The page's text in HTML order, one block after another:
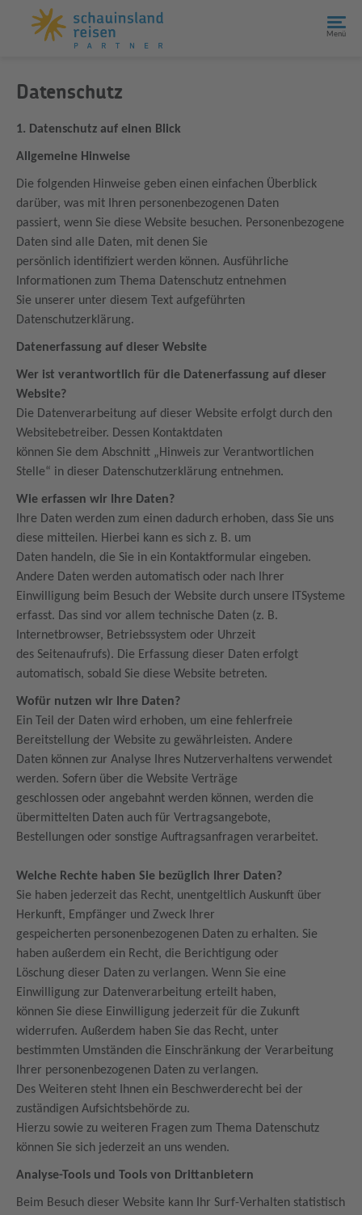
Menü
Datenschutz
1. Datenschutz auf einen Blick
Allgemeine Hinweise
Die folgenden Hinweise geben einen einfachen Überblick
darüber, was mit Ihren personenbezogenen Daten
passiert, wenn Sie diese Website besuchen. Personenbezogene
Daten sind alle Daten, mit denen Sie
persönlich identifiziert werden können. Ausführliche
Informationen zum Thema Datenschutz entnehmen
Sie unserer unter diesem Text aufgeführten
Datenschutzerklärung.
Datenerfassung auf dieser Website
Wer ist verantwortlich für die Datenerfassung auf dieser
Website?
Die Datenverarbeitung auf dieser Website erfolgt durch den
Websitebetreiber. Dessen Kontaktdaten
können Sie dem Abschnitt „Hinweis zur Verantwortlichen
Stelle“ in dieser Datenschutzerklärung entnehmen.
Wie erfassen wir Ihre Daten?
Ihre Daten werden zum einen dadurch erhoben, dass Sie uns
diese mitteilen. Hierbei kann es sich z. B. um
Daten handeln, die Sie in ein Kontaktformular eingeben.
Andere Daten werden automatisch oder nach Ihrer
Einwilligung beim Besuch der Website durch unsere ITSysteme
erfasst. Das sind vor allem technische Daten (z. B.
Internetbrowser, Betriebssystem oder Uhrzeit
des Seitenaufrufs). Die Erfassung dieser Daten erfolgt
automatisch, sobald Sie diese Website betreten.
Wofür nutzen wir Ihre Daten?
Ein Teil der Daten wird erhoben, um eine fehlerfreie
Bereitstellung der Website zu gewährleisten. Andere
Daten können zur Analyse Ihres Nutzerverhaltens verwendet
werden. Sofern über die Website Verträge
geschlossen oder angebahnt werden können, werden die
übermittelten Daten auch für Vertragsangebote,
Bestellungen oder sonstige Auftragsanfragen verarbeitet.
Welche Rechte haben Sie bezüglich Ihrer Daten?
Sie haben jederzeit das Recht, unentgeltlich Auskunft über
Herkunft, Empfänger und Zweck Ihrer
gespeicherten personenbezogenen Daten zu erhalten. Sie
haben außerdem ein Recht, die Berichtigung oder
Löschung dieser Daten zu verlangen. Wenn Sie eine
Einwilligung zur Datenverarbeitung erteilt haben,
können Sie diese Einwilligung jederzeit für die Zukunft
widerrufen. Außerdem haben Sie das Recht, unter
bestimmten Umständen die Einschränkung der Verarbeitung
Ihrer personenbezogenen Daten zu verlangen.
Des Weiteren steht Ihnen ein Beschwerderecht bei der
zuständigen Aufsichtsbehörde zu.
Hierzu sowie zu weiteren Fragen zum Thema Datenschutz
können Sie sich jederzeit an uns wenden.
Analyse-Tools und Tools von Drittanbietern
Beim Besuch dieser Website kann Ihr Surf-Verhalten statistisch